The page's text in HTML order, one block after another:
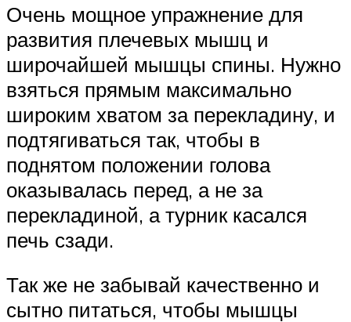
Очень мощное упражнение для
развития плечевых мышц и
широчайшей мышцы спины. Нужно
взяться прямым максимально
широким хватом за перекладину, и
подтягиваться так, чтобы в
поднятом положении голова
оказывалась перед, а не за
перекладиной, а турник касался
печь сзади.
Так же не забывай качественно и
сытно питаться, чтобы мышцы